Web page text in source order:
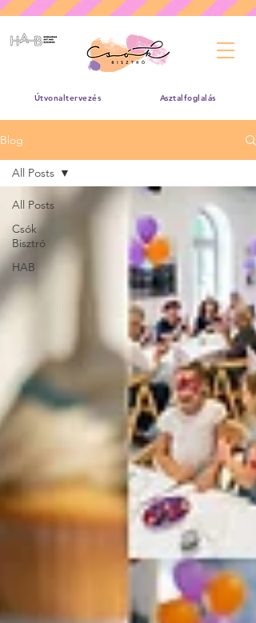
Asztalfoglalás
Útvonaltervezés
Blog
All Posts
Csók
Bisztró
HAB
All Posts